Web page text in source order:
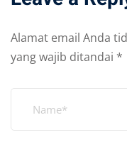
Alamat email Anda
yang wajib ditandai *